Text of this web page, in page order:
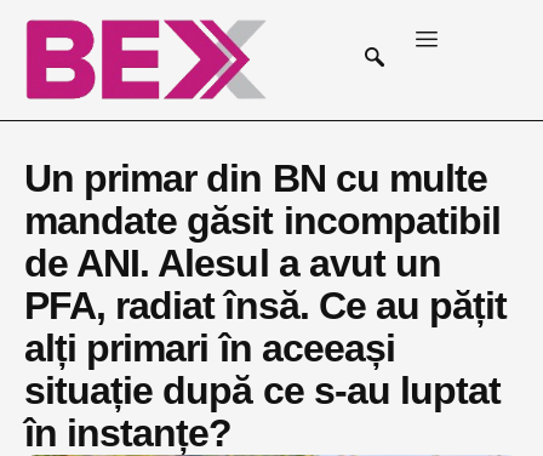
Un primar din BN cu multe
mandate găsit incompatibil
de ANI. Alesul a avut un
PFA, radiat însă. Ce au pățit
alți primari în aceeași
situație după ce s-au luptat
în instanțe?